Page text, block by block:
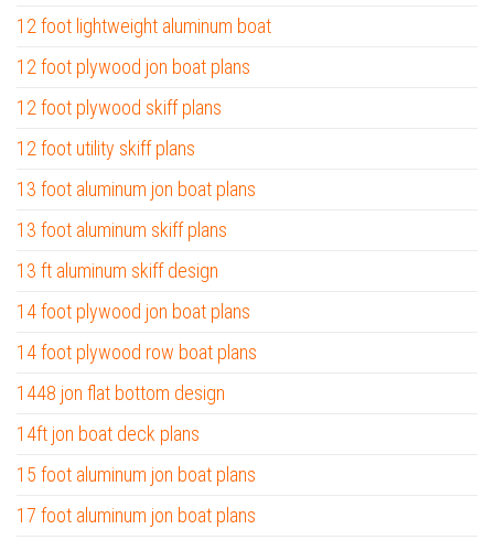
12 foot lightweight aluminum boat
12 foot plywood jon boat plans
12 foot plywood skiff plans
12 foot utility skiff plans
13 foot aluminum jon boat plans
13 foot aluminum skiff plans
13 ft aluminum skiff design
14 foot plywood jon boat plans
14 foot plywood row boat plans
1448 jon flat bottom design
14ft jon boat deck plans
15 foot aluminum jon boat plans
17 foot aluminum jon boat plans